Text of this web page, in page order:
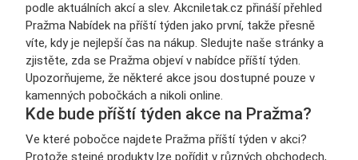
podle aktuálních akcí a slev. Akcniletak.cz přináší přehled
Pražma Nabídek na příští týden jako první, takže přesně
víte, kdy je nejlepší čas na nákup. Sledujte naše stránky a
zjistěte, zda se Pražma objeví v nabídce příští týden.
Upozorňujeme, že některé akce jsou dostupné pouze v
kamenných pobočkách a nikoli online.
Kde bude příští týden akce na Pražma?
Ve které pobočce najdete Pražma příští týden v akci?
Protože stejné produkty lze pořídit v různých obchodech,